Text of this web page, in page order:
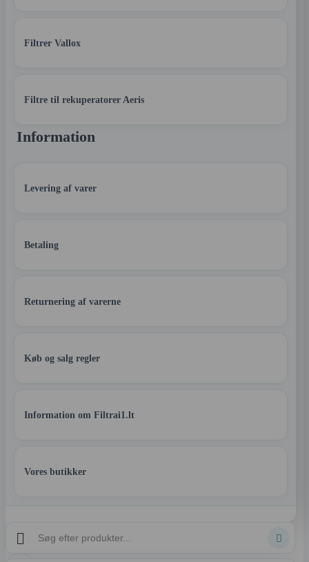
Filtrer Vallox
Filtre til rekuperatorer Aeris
Information
Levering af varer
Betaling
Returnering af varerne
Køb og salg regler
Information om Filtrai1.lt
Vores butikker
 